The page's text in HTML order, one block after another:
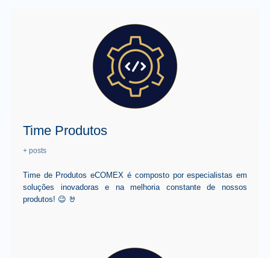
Time Produtos
+ posts
Time de Produtos eCOMEX é composto por especialistas em
soluções inovadoras e na melhoria constante de nossos
produtos! 😉 🤘